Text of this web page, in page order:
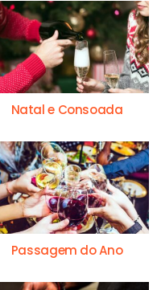
Natal e Consoada
Passagem do Ano